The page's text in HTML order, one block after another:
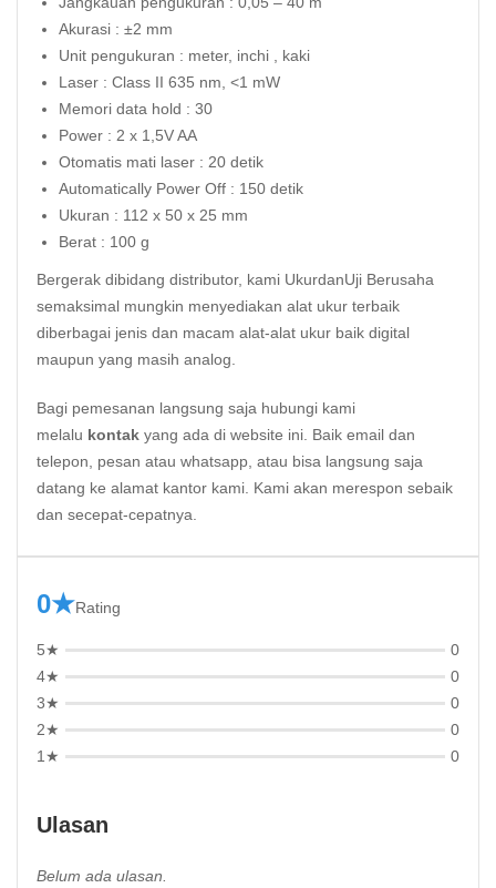
Akurasi : ±2 mm
Unit pengukuran : meter, inchi , kaki
Laser : Class II 635 nm, <1 mW
Memori data hold : 30
Power : 2 x 1,5V AA
Otomatis mati laser : 20 detik
Automatically Power Off : 150 detik
Ukuran : 112 x 50 x 25 mm
Berat : 100 g
Bergerak dibidang distributor, kami UkurdanUji Berusaha
semaksimal mungkin menyediakan alat ukur terbaik
diberbagai jenis dan macam alat-alat ukur baik digital
maupun yang masih analog.
Bagi pemesanan langsung saja hubungi kami
melalu kontak yang ada di website ini. Baik email dan
telepon, pesan atau whatsapp, atau bisa langsung saja
datang ke alamat kantor kami. Kami akan merespon sebaik
dan secepat-cepatnya.
0★Rating
5★
0
4★
0
3★
0
2★
0
1★
0
Ulasan
Belum ada ulasan.